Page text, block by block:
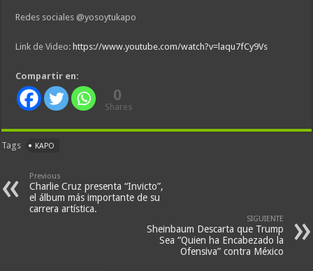
Redes sociales @yosoytukapo
Link de Video: https://www.youtube.com/watch?v=laqu7fCy9Vs
Compartir en:
0
Shares
Tags KAPO
Previous
Charlie Cruz presenta “Invicto”,
el álbum más importante de su
carrera artística.
SIGUIENTE
Sheinbaum Descarta que Trump
Sea “Quien ha Encabezado la
Ofensiva” contra México